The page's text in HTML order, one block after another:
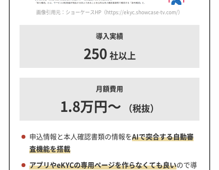
画像引用元：ショーケースHP（https://ekyc.showcase-tv.com/）
導入実績
250 社以上
月額費用
1.8万円～ （税抜）
申込情報と本人確認書類の情報をAIで突合する自動審
査機能を搭載
アプリやeKYCの専用ページを作らなくても良いので導